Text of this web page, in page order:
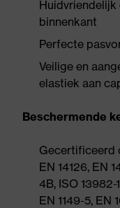
binnenkant
Perfecte
Veilige en
elastiek aan
Beschermende
Gecertificeerd
EN 14126, EN
4B, ISO 13982-
EN 1149-5, EN